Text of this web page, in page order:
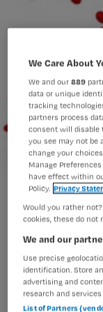
Let op gastro-
We Care About
We and our889
data or unique
tracking
partners process
consent will disable
you see may not be
change your
Manage
have effect within
Policy. Privacy
Would you rather
cookies, these do not
We and our
Use precise
identification. Store
advertising and
research and
List of Partners